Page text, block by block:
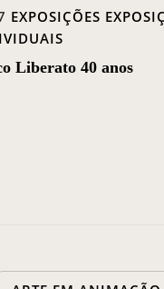
EXPOSIÇÕES
Liberato 40 anos